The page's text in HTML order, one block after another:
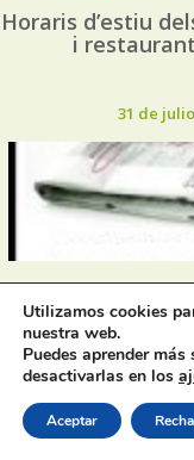
Horaris d’estiu
i
31 de
Oferta de
DE AYUDA
31 de julio
Utilizamos cookies
nuestra web.
Puedes aprender
desactivarlas en los
Aceptar